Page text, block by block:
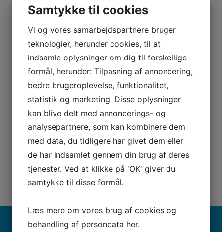
Samtykke til cookies
Vi og vores samarbejdspartnere bruger
teknologier, herunder cookies, til at
indsamle oplysninger om dig til forskellige
formål, herunder: Tilpasning af annoncering,
bedre brugeroplevelse, funktionalitet,
statistik og marketing. Disse oplysninger
kan blive delt med annoncerings- og
analysepartnere, som kan kombinere dem
med data, du tidligere har givet dem eller
de har indsamlet gennem din brug af deres
tjenester. Ved at klikke på 'OK' giver du
samtykke til disse formål.
Læs mere om vores brug af cookies og
behandling af persondata her.